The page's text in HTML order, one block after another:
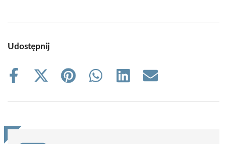
Udostępnij
Share
Share
(Twitter)
Share
Share
Share
Share